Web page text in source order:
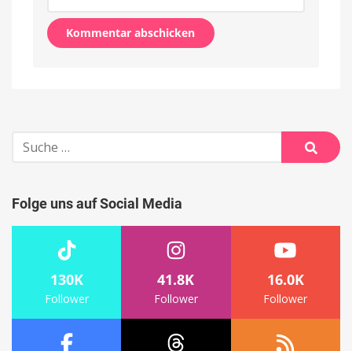
Suche
nach:
Suche
Folge uns auf Social Media
130K
Follower
41.8K
Follower
16.0K
Follower